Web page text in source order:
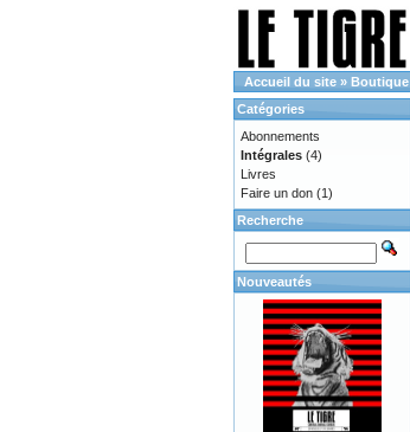
Accueil du site » Boutique
Catégories
Abonnements
Intégrales (4)
Livres
Faire un don (1)
Recherche
Nouveautés